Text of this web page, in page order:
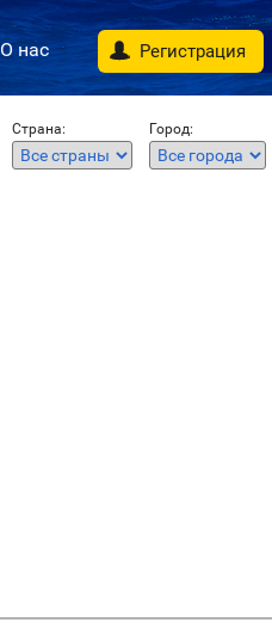
О нас Регистрация
Страна: Город: